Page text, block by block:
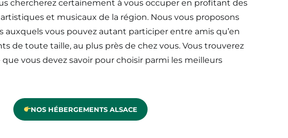
chercherez certainement à vous occuper en profitant des
et musicaux de la région. Nous vous proposons
auxquels vous pouvez autant participer entre amis qu’en
de toute taille, au plus près de chez vous. Vous trouverez
vous devez savoir pour choisir parmi les meilleurs
NOS HÉBERGEMENTS ALSACE